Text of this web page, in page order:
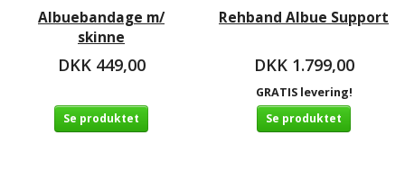
Albuebandage m/
skinne
DKK 449,00
Se produktet
Rehband Albue Support
DKK 1.799,00
GRATIS levering!
Se produktet